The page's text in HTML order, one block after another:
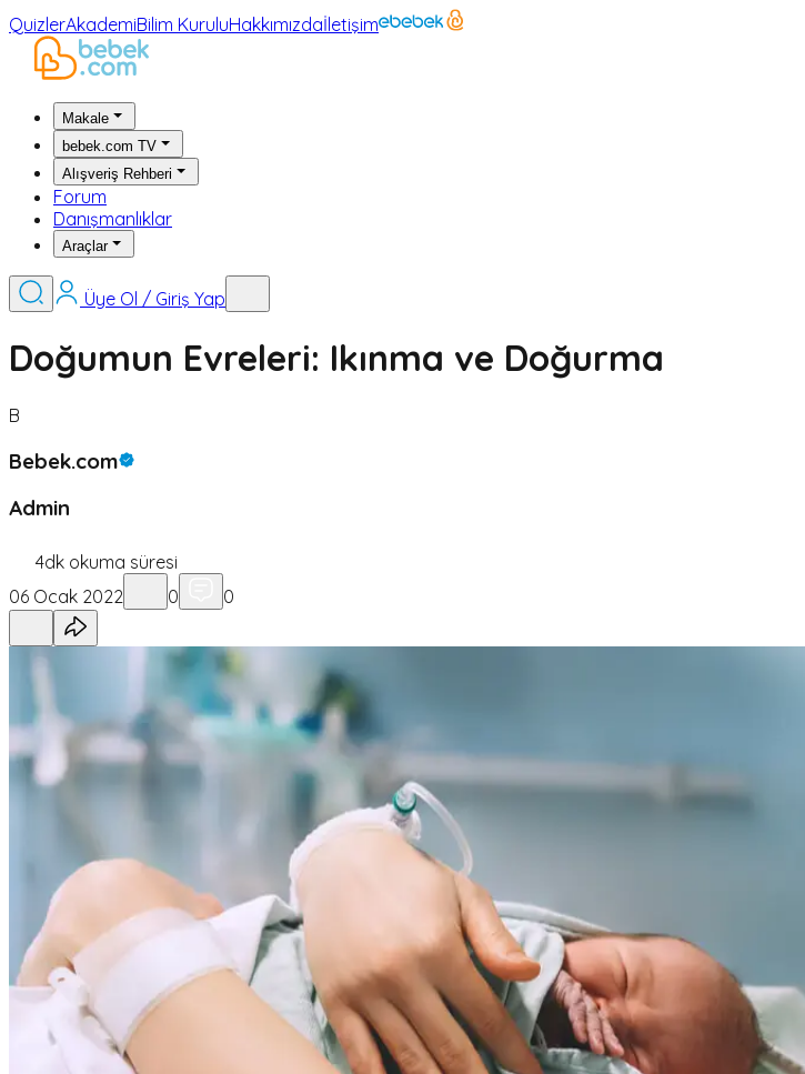
QuizlerAkademiBilim KuruluHakkımızdaİletişim
Makale
bebek.com TV
Alışveriş Rehberi
Forum
Danışmanlıklar
Araçlar
Üye Ol / Giriş Yap
Doğumun Evreleri: Ikınma ve Doğurma
B
Bebek.com
Admin
4dk okuma süresi
06 Ocak 2022
0 0